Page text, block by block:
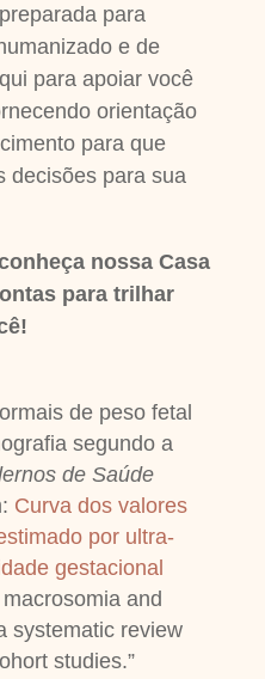
para
e de
para apoiar você
orientação
para que
decisões para sua
nossa Casa
para trilhar
de peso fetal
segundo a
de Saúde
Curva dos valores
por ultra-
gestacional
and
systematic review
studies.”